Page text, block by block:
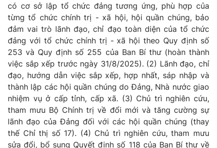
có cơ sở lập tổ chức đảng tương ứng, phù hợp của
từng tổ chức chính trị - xã hội, hội quần chúng, bảo
đảm vai trò lãnh đạo, chỉ đạo toàn diện của tổ chức
đảng với tổ chức chính trị - xã hội theo Quy định số
253 và Quy định số 255 của Ban Bí thư (hoàn thành
việc sắp xếp trước ngày 31/8/2025). (2) Lãnh đạo, chỉ
đạo, hướng dẫn việc sắp xếp, hợp nhất, sáp nhập và
thành lập các hội quần chúng do Đảng, Nhà nước giao
nhiệm vụ ở cấp tỉnh, cấp xã. (3) Chủ trì nghiên cứu,
tham mưu Bộ Chính trị về đổi mới và tăng cường sự
lãnh đạo của Đảng đối với các hội quần chúng (thay
thế Chỉ thị số 17). (4) Chủ trì nghiên cứu, tham mưu
sửa đổi, bổ sung Quyết định số 118 của Ban Bí thư về